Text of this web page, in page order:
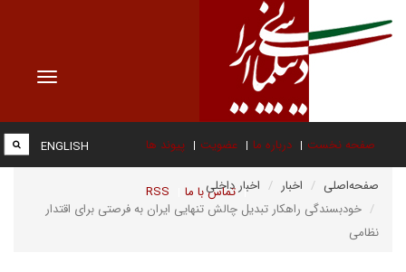
Toggle
صفحه نخست درباره ما عضویت پیوند ها
تماس با ما RSS
ENGLISH
صفحه‌اصلی اخبار
اخبار داخلی
خودبسندگی راهکار تبدیل چالش تنهایی ایران به فرصتی برای اقتدار
نظامی